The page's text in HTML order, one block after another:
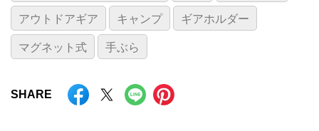
アウトドアギア キャンプ ギアホルダー
マグネット式 手ぶら
SHARE